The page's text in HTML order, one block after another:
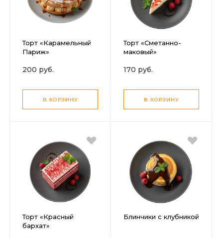
Торт «Карамельный
Париж»
200 руб.
В КОРЗИНУ
Торт «Сметанно-
маковый»
170 руб.
В КОРЗИНУ
Торт «Красный
бархат»
Блинчики с клубникой